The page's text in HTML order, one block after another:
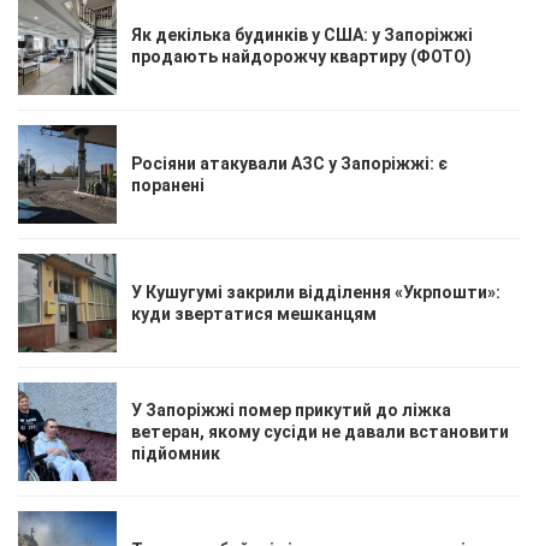
Як декілька будинків у США: у Запоріжжі
продають найдорожчу квартиру (ФОТО)
Росіяни атакували АЗС у Запоріжжі: є
поранені
У Кушугумі закрили відділення «Укрпошти»:
куди звертатися мешканцям
У Запоріжжі помер прикутий до ліжка
ветеран, якому сусіди не давали встановити
підйомник